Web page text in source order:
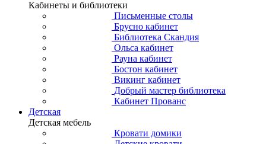
Кабинеты и библиотеки
Письменные столы
Брусно кабинет
Библиотека Скандия
Ольса кабинет
Рауна кабинет
Бостон кабинет
Викинг кабинет
Добрый мастер библиотека
Кабинет Прованс
Детская
Детская мебель
Кровати домики